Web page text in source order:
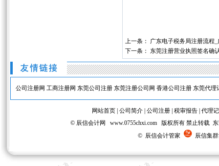
上一条：
广东电子税务局注册流程
下一条： 东莞注册营业执照签名确
公司注册网 工商注册网 东莞公司注册 东莞注册公司网 香港公司注册 东莞代理
网站首页 公司简介 公司注册 税审报告 代理
© 辰信会计网 www.0755chxi.com 版权所有 禁止转载
© 辰信会计管家
辰信集